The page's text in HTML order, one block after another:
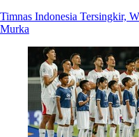
Timnas Indonesia Tersingkir,
Murka